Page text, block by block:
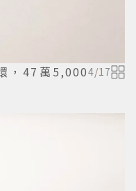
，47萬5,0004/17